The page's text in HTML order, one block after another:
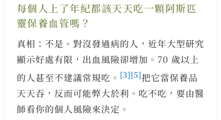
每個人上了年紀都該天天吃一顆阿斯匹
靈保養血管嗎？
真相：不是。對沒發過病的人，近年大型研究
顯示好處有限，出血風險卻增加。70 歲以上
的人甚至不建議常規吃。 [3][5]把它當保養品
天天吞，反而可能弊大於利。吃不吃，要由醫
師看你的個人風險來決定。